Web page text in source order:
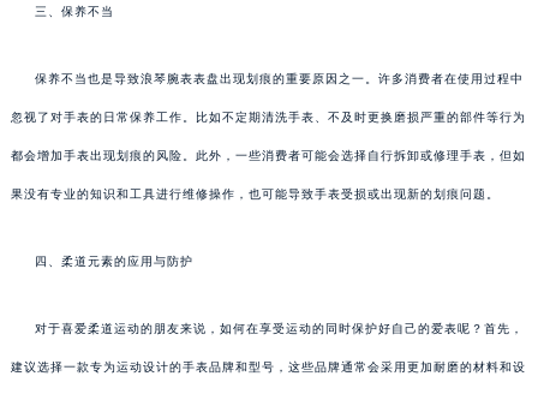
三、保养不当
保养不当也是导致浪琴腕表表盘出现划痕的重要原因之一。许多消费者在使用过程中
忽视了对手表的日常保养工作。比如不定期清洗手表、不及时更换磨损严重的部件等行为
都会增加手表出现划痕的风险。此外，一些消费者可能会选择自行拆卸或修理手表，但如
果没有专业的知识和工具进行维修操作，也可能导致手表受损或出现新的划痕问题。
四、柔道元素的应用与防护
对于喜爱柔道运动的朋友来说，如何在享受运动的同时保护好自己的爱表呢？首先，
建议选择一款专为运动设计的手表品牌和型号，这些品牌通常会采用更加耐磨的材料和设